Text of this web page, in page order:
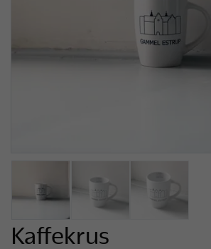
Kaffekrus